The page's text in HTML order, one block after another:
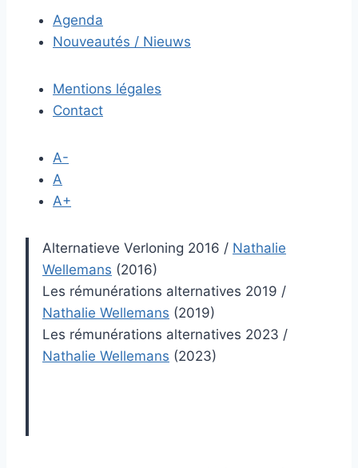
Agenda
Nouveautés / Nieuws
Mentions légales
Contact
A-
A
A+
Alternatieve Verloning 2016 / Nathalie
Wellemans (2016)
Les rémunérations alternatives 2019 /
Nathalie Wellemans (2019)
Les rémunérations alternatives 2023 /
Nathalie Wellemans (2023)